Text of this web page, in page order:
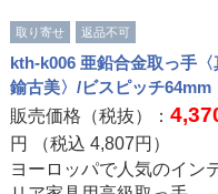
取り寄せ 返品不可
kth-k006 亜鉛合金取っ手〈
鍮古美〉/ビスピッチ64mm
販売価格（税抜）：
円 （税込 4,807円）
ヨーロッパで人気のイン